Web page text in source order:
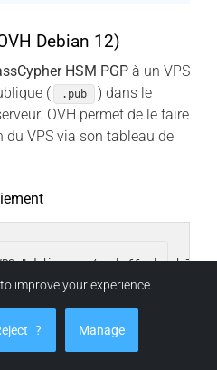
Debian 12)
HSM PGP à un VPS
(
.pub
) dans le
OVH permet de le faire
VPS via son tableau de
clé privée depuis son
improve your experience.
? Manage